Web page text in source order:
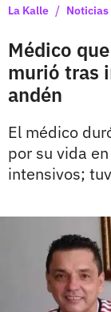
La Kalle / Noticias
Médico
murió tras
andén
El médico
por su vida
intensivos;